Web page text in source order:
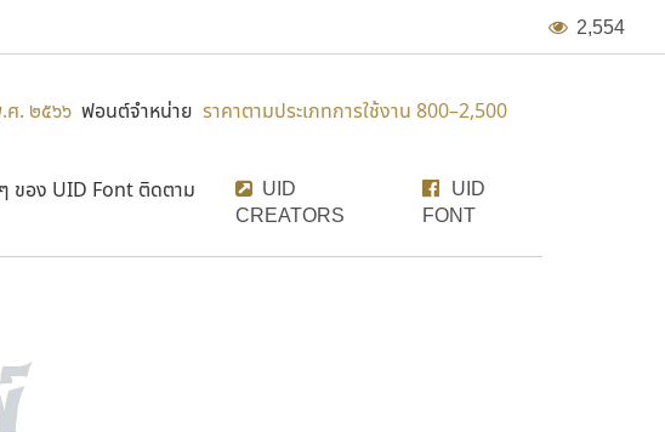
2,554
ศ. ๒๕๖๖ ฟอนต์จำหน่าย ราคาตามประเภทการใช้งาน 800–2,500
ของ UID Font ติดตาม
UID
CREATORS
UID
FONT